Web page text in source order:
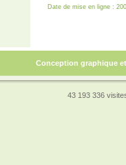
Date de mise en ligne :
Conception graphique
43 193 336